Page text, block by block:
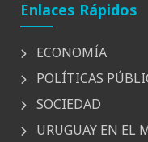
Enlaces Rápidos
ECONOMÍA
POLÍTICAS
SOCIEDAD
URUGUAY EN EL